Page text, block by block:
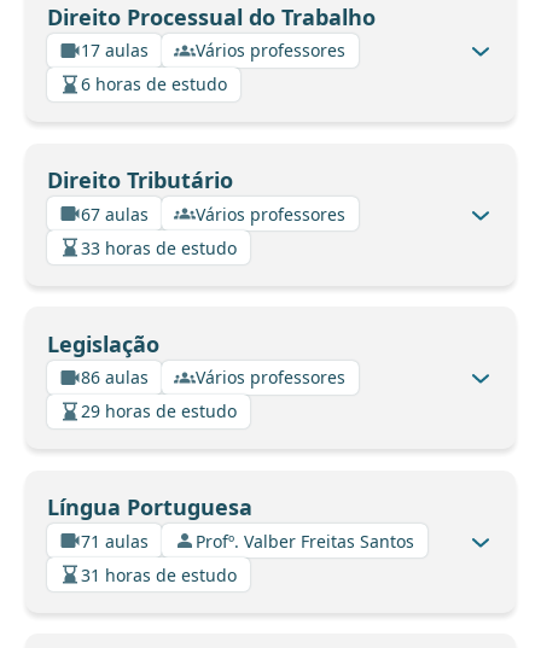
Direito Processual do Trabalho
17 aulas
Vários professores
6 horas de estudo
Direito Tributário
67 aulas
Vários professores
33 horas de estudo
Legislação
86 aulas
Vários professores
29 horas de estudo
Língua Portuguesa
71 aulas
Profº. Valber Freitas Santos
31 horas de estudo